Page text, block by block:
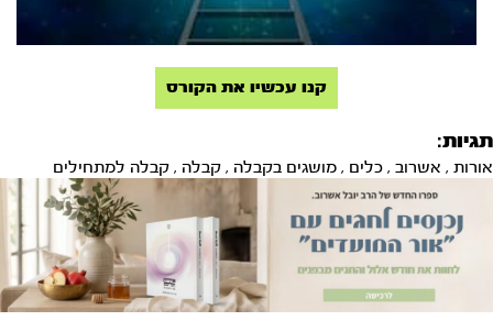
קנו עכשיו את הקורס
תגיות:
אורות , אשרוב , כלים , מושגים בקבלה , קבלה , קבלה למתחילים